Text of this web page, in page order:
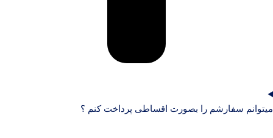
میتوانم سفارشم را بصورت اقساطی پرداخت کنم ؟